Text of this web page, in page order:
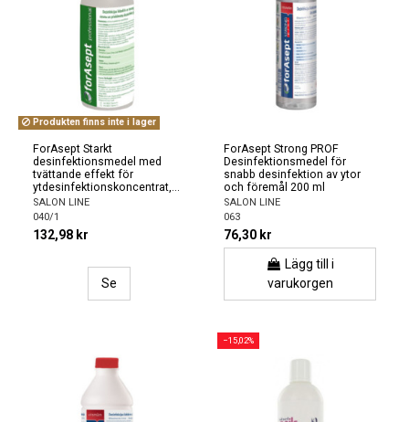
Produkten finns inte i lager
ForAsept Starkt
desinfektionsmedel med
tvättande effekt för
ytdesinfektionskoncentrat,...
SALON LINE
040/1
132,98 kr
Se
ForAsept Strong PROF
Desinfektionsmedel för
snabb desinfektion av ytor
och föremål 200 ml
SALON LINE
063
76,30 kr
Lägg till i
varukorgen
−15,02%